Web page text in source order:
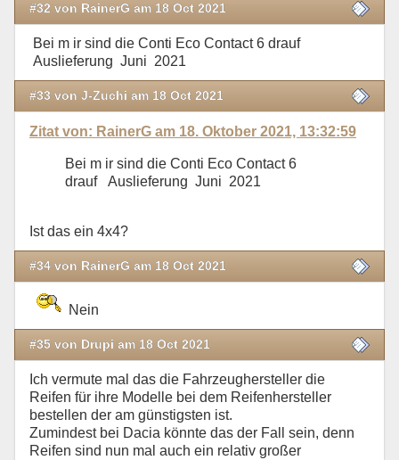
#32 von RainerG am 18 Oct 2021
Bei m ir sind die Conti Eco Contact 6 drauf
Auslieferung Juni 2021
#33 von J-Zuchi am 18 Oct 2021
Zitat von: RainerG am 18. Oktober 2021, 13:32:59
Bei m ir sind die Conti Eco Contact 6
drauf Auslieferung Juni 2021
Ist das ein 4x4?
#34 von RainerG am 18 Oct 2021
Nein
#35 von Drupi am 18 Oct 2021
Ich vermute mal das die Fahrzeughersteller die
Reifen für ihre Modelle bei dem Reifenhersteller
bestellen der am günstigsten ist.
Zumindest bei Dacia könnte das der Fall sein, denn
Reifen sind nun mal auch ein relativ großer